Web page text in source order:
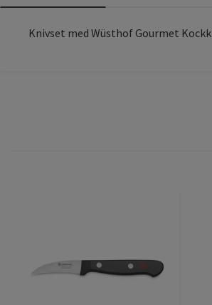
Knivset med Wüsthof Gourmet